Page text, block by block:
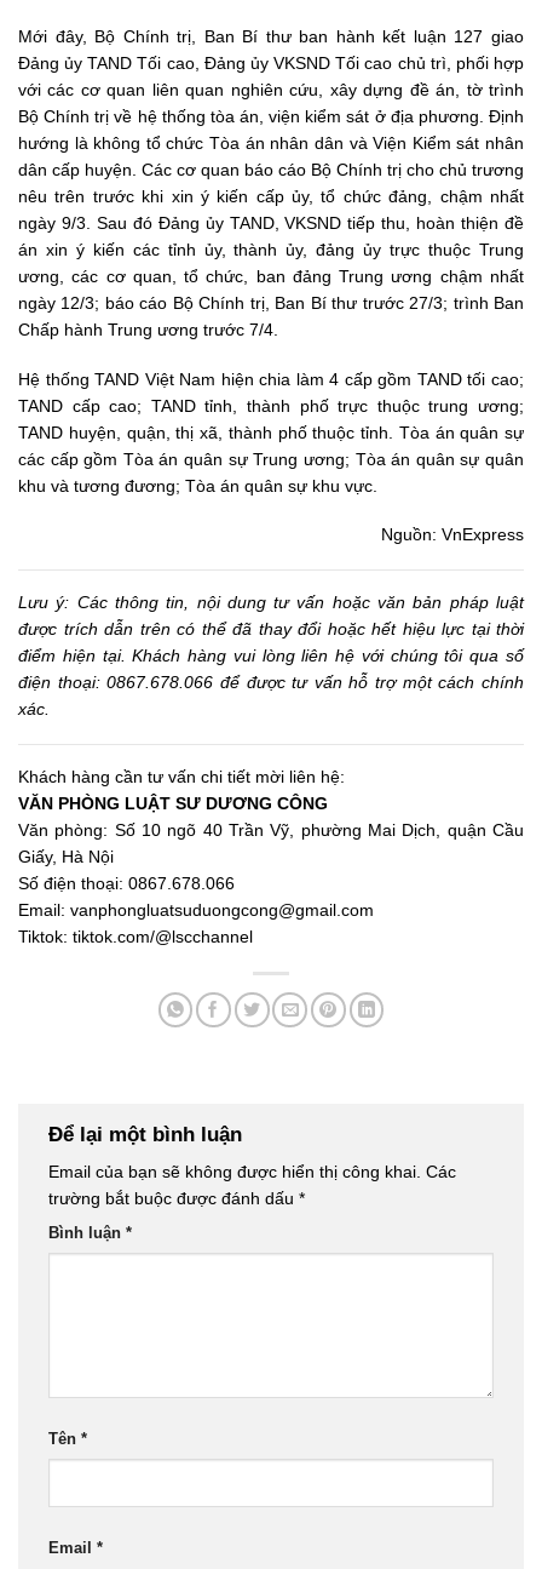
Mới đây, Bộ Chính trị, Ban Bí thư ban hành kết luận 127 giao
Đảng ủy TAND Tối cao, Đảng ủy VKSND Tối cao chủ trì, phối hợp
với các cơ quan liên quan nghiên cứu, xây dựng đề án, tờ trình
Bộ Chính trị về hệ thống tòa án, viện kiểm sát ở địa phương. Định
hướng là không tổ chức Tòa án nhân dân và Viện Kiểm sát nhân
dân cấp huyện. Các cơ quan báo cáo Bộ Chính trị cho chủ trương
nêu trên trước khi xin ý kiến cấp ủy, tổ chức đảng, chậm nhất
ngày 9/3. Sau đó Đảng ủy TAND, VKSND tiếp thu, hoàn thiện đề
án xin ý kiến các tỉnh ủy, thành ủy, đảng ủy trực thuộc Trung
ương, các cơ quan, tổ chức, ban đảng Trung ương chậm nhất
ngày 12/3; báo cáo Bộ Chính trị, Ban Bí thư trước 27/3; trình Ban
Chấp hành Trung ương trước 7/4.
Hệ thống TAND Việt Nam hiện chia làm 4 cấp gồm TAND tối cao;
TAND cấp cao; TAND tỉnh, thành phố trực thuộc trung ương;
TAND huyện, quận, thị xã, thành phố thuộc tỉnh. Tòa án quân sự
các cấp gồm Tòa án quân sự Trung ương; Tòa án quân sự quân
khu và tương đương; Tòa án quân sự khu vực.
Nguồn: VnExpress
Lưu ý: Các thông tin, nội dung tư vấn hoặc văn bản pháp luật
được trích dẫn trên có thể đã thay đổi hoặc hết hiệu lực tại thời
điểm hiện tại. Khách hàng vui lòng liên hệ với chúng tôi qua số
điện thoại: 0867.678.066 để được tư vấn hỗ trợ một cách chính
xác.
Khách hàng cần tư vấn chi tiết mời liên hệ:
VĂN PHÒNG LUẬT SƯ DƯƠNG CÔNG
Văn phòng: Số 10 ngõ 40 Trần Vỹ, phường Mai Dịch, quận Cầu
Giấy, Hà Nội
Số điện thoại: 0867.678.066
Email: vanphongluatsuduongcong@gmail.com
Tiktok: tiktok.com/@lscchannel
Để lại một bình luận
Email của bạn sẽ không được hiển thị công khai. Các
trường bắt buộc được đánh dấu *
Bình luận *
Tên *
Email *